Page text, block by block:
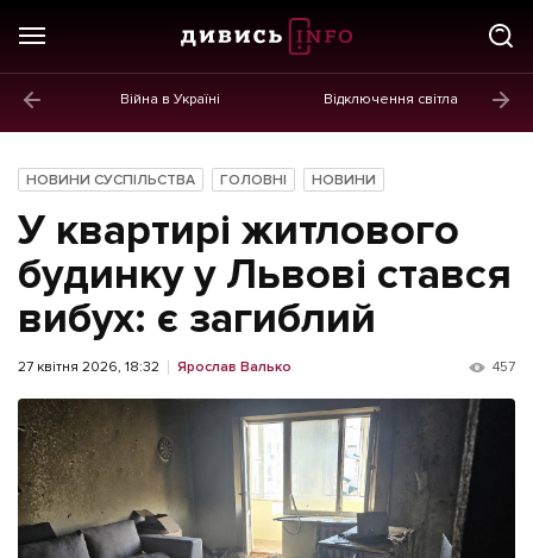
Війна в Україні Відключення світла
Новини
Політика
Економіка
Бізнес
Життя
Культура
Афіша
ІНШЕ
НОВИНИ СУСПІЛЬСТВА ГОЛОВНІ НОВИНИ
У квартирі житлового
будинку у Львові стався
вибух: є загиблий
27 квітня 2026, 18:32 Ярослав Валько 457